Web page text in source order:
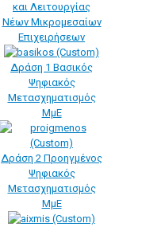
και Λειτουργίας
Νέων Μικρομεσαίων
Επιχειρήσεων
Δράση 1 Βασικός
Ψηφιακός
Μετασχηματισμός
ΜμΕ
Δράση 2 Προηγμένος
Ψηφιακός
Μετασχηματισμός
ΜμΕ